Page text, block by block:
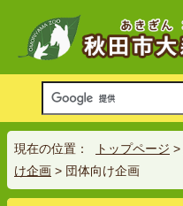
現在の位置： トップページ >
け企画 > 団体向け企画